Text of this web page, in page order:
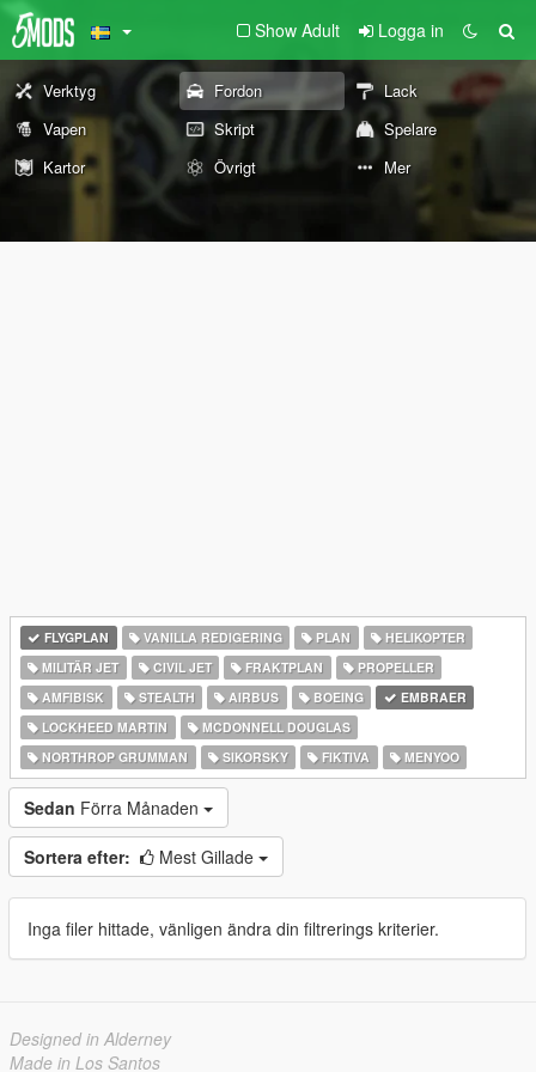
Show Adult Logga in
Verktyg Fordon
Lack
Vapen
Skript
Spelare
Kartor
Övrigt Mer
FLYGPLAN VANILLA REDIGERING PLAN
HELIKOPTER
MILITÄR JET
CIVIL JET FRAKTPLAN
PROPELLER
AMFIBISK
STEALTH AIRBUS BOEING
EMBRAER
LOCKHEED MARTIN
MCDONNELL DOUGLAS
NORTHROP GRUMMAN
SIKORSKY FIKTIVA MENYOO
Sedan Förra Månaden
Sortera efter: Mest Gillade
Inga filer hittade, vänligen ändra din filtrerings kriterier.
Designed in Alderney
Made in Los Santos